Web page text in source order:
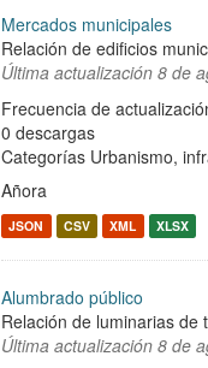
Mercados municipales
Relación de edificios
Última actualización 8 de
Frecuencia de
0 descargas
Categorías Urbanismo,
Añora
JSON CSV XML XLSX
Alumbrado público
Relación de luminarias de
Última actualización 8 de